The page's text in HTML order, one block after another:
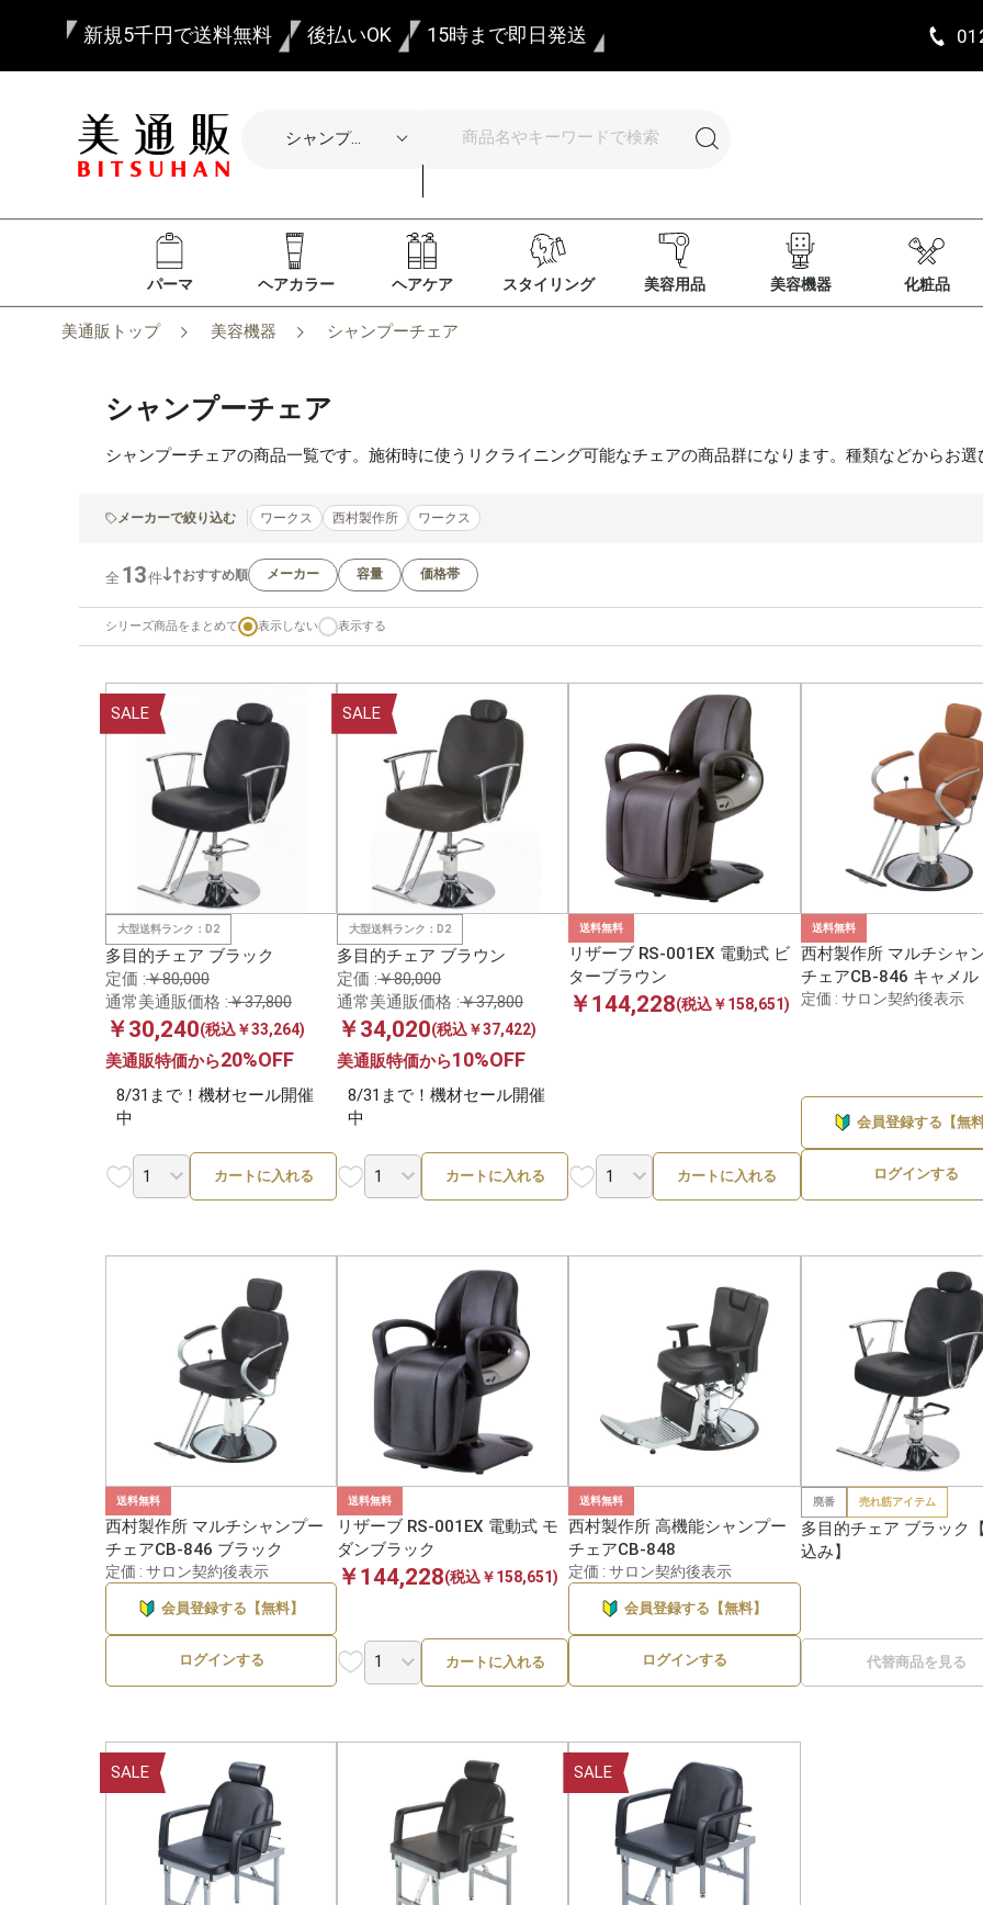
新規5千円で送料無料 後払いOK 15時まで即日発送
パーマ ヘアカラー ヘアケア スタイリング 美容用品 美容機器 化粧品
美通販トップ 美容機器 シャンプーチェア
シャンプーチェア
シャンプーチェアの商品一覧です。施術時に使うリクライニング可能なチェアの商品群になります。種類などからお選
メーカーで絞り込む ワークス 西村製作所 ワークス
全 13件 おすすめ順 メーカー 容量 価格帯
シリーズ商品をまとめて 表示しない 表示する
1
ワークス
〜100ml・g未満
500ml・g〜1L・kg
〜1,000円
5,000〜10,000円
SALE
大型送料ランク：D2
多目的チェア ブラック
定価 :￥80,000
通常美通販価格 :￥37,800
￥30,240(税込￥33,264)
美通販特価から20%OFF
8/31まで！機材セール開催
中
カートに入れる
SALE
大型送料ランク：D2
多目的チェア ブラウン
定価 :￥80,000
通常美通販価格 :￥37,800
￥34,020(税込￥37,422)
美通販特価から10%OFF
8/31まで！機材セール開催
中
カートに入れる
送料無料
リザーブ RS-001EX 電動式 ビ
ターブラウン
￥144,228(税込￥158,651)
カートに入れる
送料無料
西村製作所 マルチシャ
チェアCB-846 キャメル
定価 : サロン契約後表示
会員登録する【無
ログインする
送料無料
西村製作所 マルチシャンプー
チェアCB-846 ブラック
定価 : サロン契約後表示
会員登録する【無料】
ログインする
送料無料
リザーブ RS-001EX 電動式 モ
ダンブラック
￥144,228(税込￥158,651)
カートに入れる
送料無料
西村製作所 高機能シャンプー
チェアCB-848
定価 : サロン契約後表示
会員登録する【無料】
ログインする
廃番 売れ筋アイテム
多目的チェア ブラック
込み】
代替商品を見る
SALE SALE